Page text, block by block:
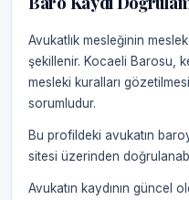
Avukatlık mesleğinin
şekillenir. Kocaeli Barosu,
mesleki kuralları
sorumludur.
Bu profildeki avukatın
sitesi üzerinden
Avukatın kaydının güncel